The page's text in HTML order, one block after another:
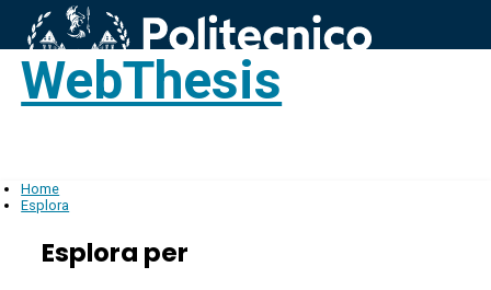
WebThesis
Home
Esplora
Esplora per